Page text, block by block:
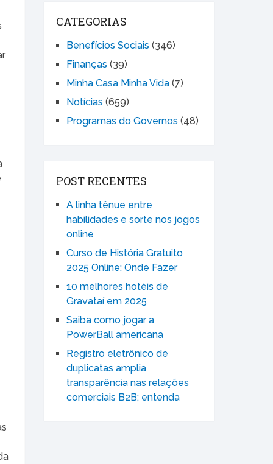
CATEGORIAS
Benefícios Sociais (346)
Finanças (39)
Minha Casa Minha Vida (7)
Notícias (659)
Programas do Governos (48)
POST RECENTES
A linha tênue entre
habilidades e sorte nos jogos
online
Curso de História Gratuito
2025 Online: Onde Fazer
10 melhores hotéis de
Gravataí em 2025
Saiba como jogar a
PowerBall americana
Registro eletrônico de
duplicatas amplia
transparência nas relações
comerciais B2B; entenda